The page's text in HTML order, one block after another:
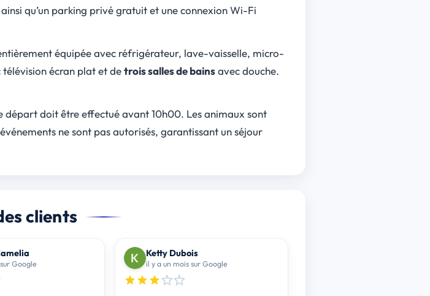
qu’un parking privé gratuit et une connexion Wi-Fi
équipée avec réfrigérateur, lave-vaisselle, micro-
télévision écran plat et detrois salles de bainsavec douche.
départ doit être effectué avant 10h00. Les animaux sont
ne sont pas autorisés, garantissant un séjour
clients
Google
Ketty Dubois
il y a un mois sur Google